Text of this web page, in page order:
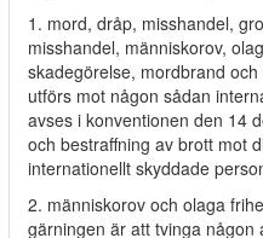
1. mord, dråp, misshandel,
misshandel, människorov,
skadegörelse, mordbrand
utförs mot någon sådan
avses i konventionen den 14
och bestraffning av brott mot
internationellt skyddade
2. människorov och olaga
gärningen är att tvinga